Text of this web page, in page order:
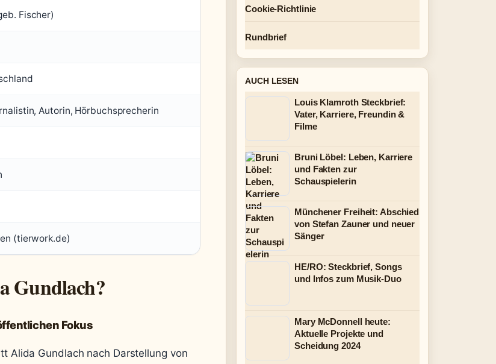
Fischer)
Autorin, Hörbuchsprecherin
(tierwork.de)
Gundlach?
Fokus
Alida Gundlach nach Darstellung von
Cookie-Richtlinie
Rundbrief
AUCH LESEN
Louis Klamroth Steckbrief:
Vater, Karriere, Freundin &
Filme
Bruni Löbel: Leben, Karriere
und Fakten zur
Schauspielerin
Münchener Freiheit: Abschied
von Stefan Zauner und neuer
Sänger
HE/RO: Steckbrief, Songs
und Infos zum Musik-Duo
Mary McDonnell heute:
Aktuelle Projekte und
Scheidung 2024